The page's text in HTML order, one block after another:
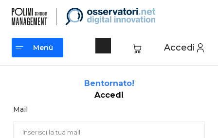
contenuto
Accedi
Menù
Bentornato!
Accedi
Mail